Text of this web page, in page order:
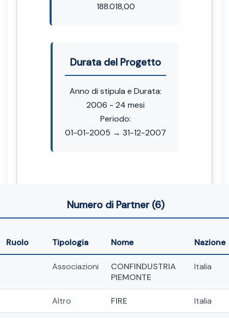
188.018,00
Durata del Progetto
Anno di stipula e Durata:
2006 - 24 mesi
Periodo:
01-01-2005 → 31-12-2007
Numero di Partner (6)
Ruolo Tipologia Nome Nazione
Associazioni
CONFINDUSTRIA
PIEMONTE
Italia
Altro FIRE Italia